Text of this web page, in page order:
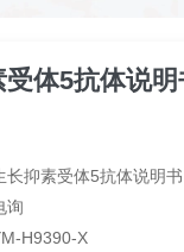
体5抗体说明
长抑素受体5抗体说明书
询
H9390-X